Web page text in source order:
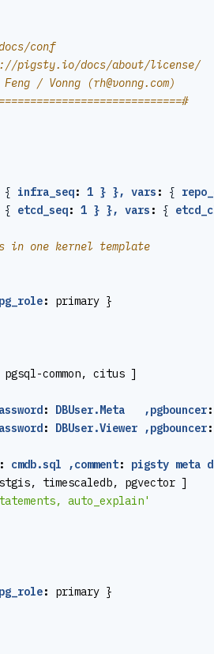
conf
pigsty.io/docs/about/license/
/ Vonng (rh@vonng.com)
{ infra_seq: 1 } }, vars : {
{ etcd_seq: 1 } }, vars : {
in one kernel template
:
primary }
common, citus ]
: DBUser.Meta   ,pgbouncer:
: DBUser.Viewer ,pgbouncer:
: cmdb.sql ,comment: pigsty meta
timescaledb, pgvector ]
auto_explain'
:
primary }